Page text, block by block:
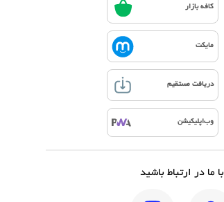
کافه بازار
مایکت
دریافت مستقیم
وب‌اپلیکیشن
با ما در ارتباط باشید